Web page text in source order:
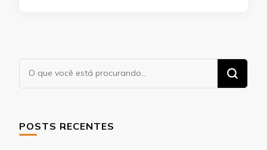
Procurando
algo?
POSTS RECENTES